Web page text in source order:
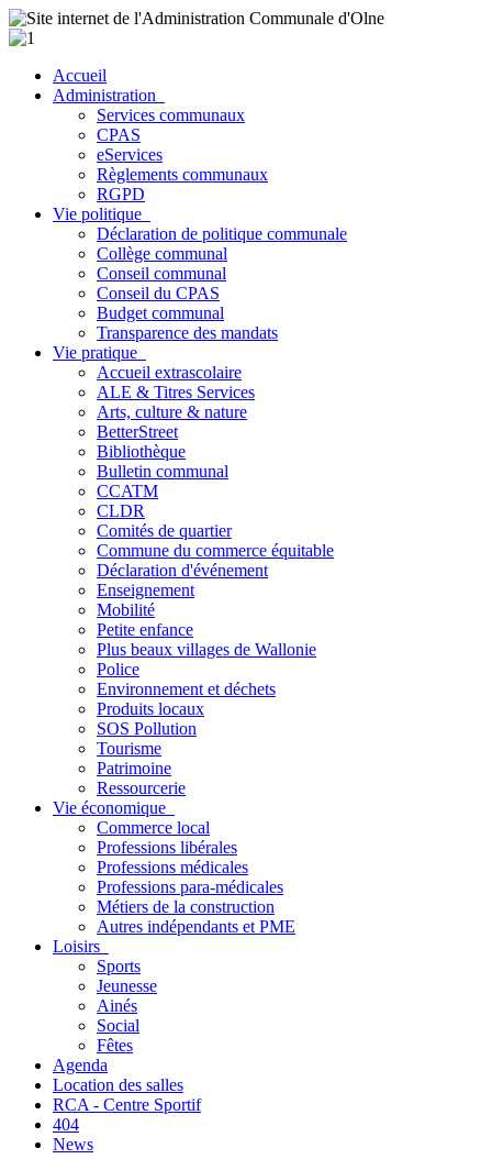
Accueil
Administration
Services communaux
CPAS
eServices
Règlements communaux
RGPD
Vie politique
Déclaration de politique communale
Collège communal
Conseil communal
Conseil du CPAS
Budget communal
Transparence des mandats
Vie pratique
Accueil extrascolaire
ALE & Titres Services
Arts, culture & nature
BetterStreet
Bibliothèque
Bulletin communal
CCATM
CLDR
Comités de quartier
Commune du commerce équitable
Déclaration d'événement
Enseignement
Mobilité
Petite enfance
Plus beaux villages de Wallonie
Police
Environnement et déchets
Produits locaux
SOS Pollution
Tourisme
Patrimoine
Ressourcerie
Vie économique
Commerce local
Professions libérales
Professions médicales
Professions para-médicales
Métiers de la construction
Autres indépendants et PME
Loisirs
Sports
Jeunesse
Ainés
Social
Fêtes
Agenda
Location des salles
RCA - Centre Sportif
404
News